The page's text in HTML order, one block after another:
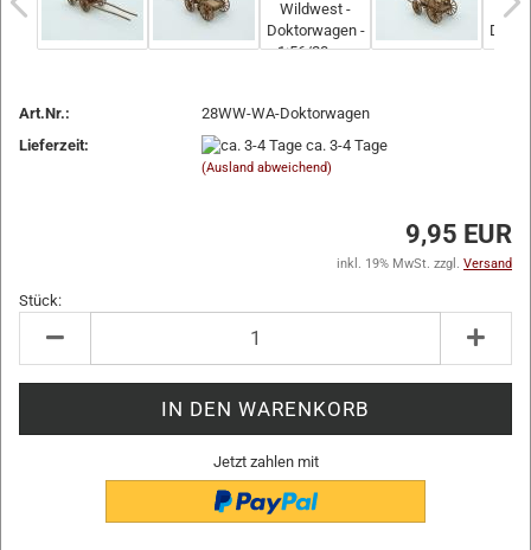
Art.Nr.:
28WW-WA-Doktorwagen
Lieferzeit:
ca. 3-4 Tage
(Ausland abweichend)
9,95 EUR
inkl. 19% MwSt. zzgl. Versand
Stück:
Jetzt zahlen mit